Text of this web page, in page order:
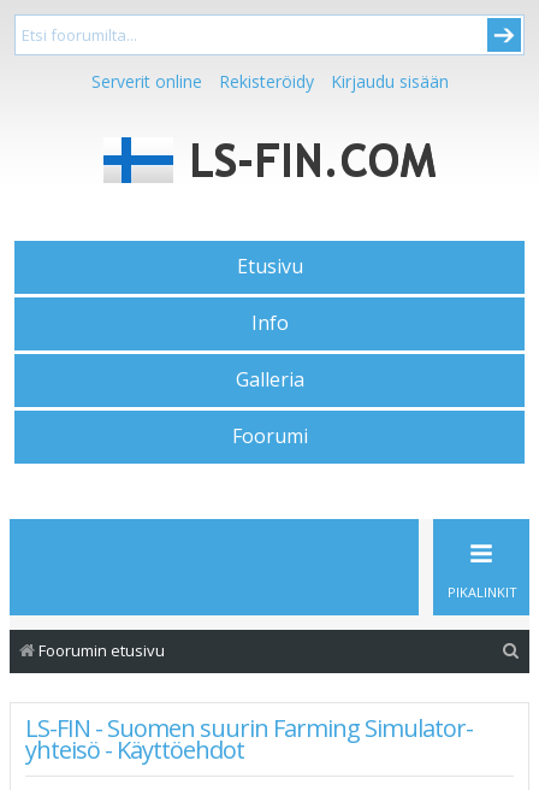
Serverit online Rekisteröidy Kirjaudu sisään
Etusivu
Info
Galleria
Foorumi
PIKALINKIT
Foorumin etusivu
LS-FIN - Suomen suurin Farming Simulator-
yhteisö - Käyttöehdot